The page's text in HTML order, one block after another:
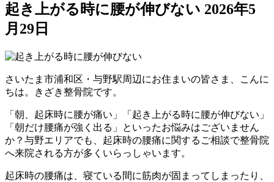
起き上がる時に腰が伸びない 2026年5
月29日
さいたま市浦和区・与野駅周辺にお住まいの皆さま、こんに
ちは。きざき整骨院です。
「朝、起床時に腰が痛い」「起き上がる時に腰が伸びない」
「朝だけ腰痛が強く出る」といったお悩みはございません
か？与野エリアでも、起床時の腰痛に関するご相談で整骨院
へ来院される方が多くいらっしゃいます。
起床時の腰痛は、寝ている間に筋肉が固まってしまったり、